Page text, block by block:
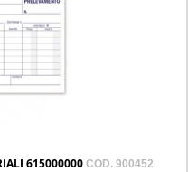
615000000 COD. 900452